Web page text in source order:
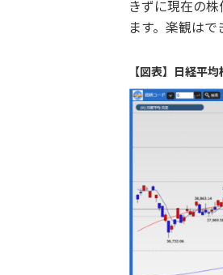
きずに現在の
ます。楽観はで
【図表】日経平均